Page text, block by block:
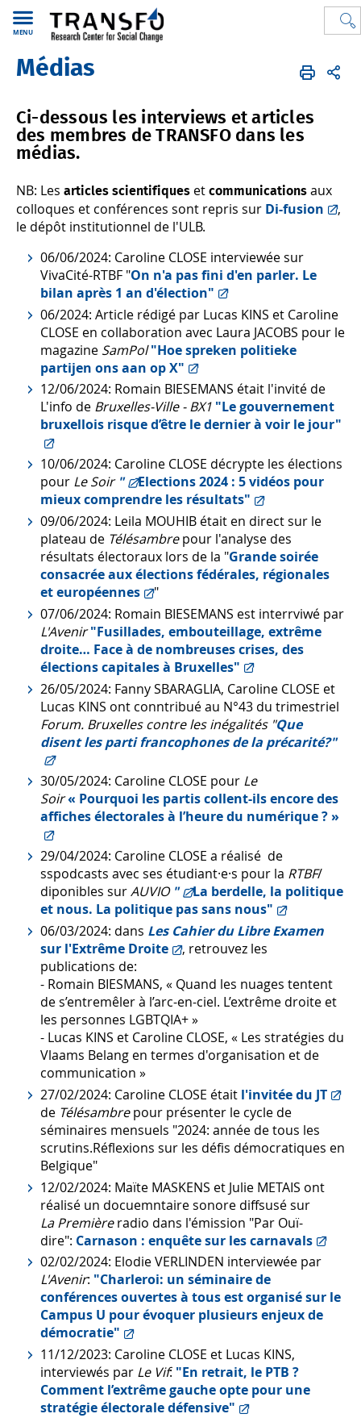
MENU
TRANSFO FR
Médias
Ci-dessous les interviews et articles
des membres de TRANSFO dans les
médias.
NB: Les articles scientifiques et communications aux
colloques et conférences sont repris sur Di-fusion
,
le dépôt institutionnel de l'ULB.
06/06/2024: Caroline CLOSE interviewée sur
VivaCité-RTBF "On n'a pas fini d'en parler. Le
bilan après 1 an d'élection"
06/2024: Article rédigé par Lucas KINS et Caroline
CLOSE en collaboration avec Laura JACOBS pour le
magazine SamPol"Hoe spreken politieke
partijen ons aan op X"
12/06/2024: Romain BIESEMANS était l'invité de
L'info de Bruxelles-Ville - BX1 "Le gouvernement
bruxellois risque d’être le dernier à voir le jour"
10/06/2024: Caroline CLOSE décrypte les élections
pour Le Soir "
Elections 2024 : 5 vidéos pour
mieux comprendre les résultats"
09/06/2024: Leila MOUHIB était en direct sur le
plateau de Télésambrepour l'analyse des
résultats électoraux lors de la "Grande soirée
consacrée aux élections fédérales, régionales
et européennes
"
07/06/2024: Romain BIESEMANS est interrviwé par
L'Avenir "Fusillades, embouteillage, extrême
droite… Face à de nombreuses crises, des
élections capitales à Bruxelles"
26/05/2024: Fanny SBARAGLIA, Caroline CLOSE et
Lucas KINS ont conntribué au N°43 du trimestriel
Forum. Bruxelles contre les inégalités "Que
disent les parti francophones de la précarité?"
30/05/2024: Caroline CLOSE pour Le
Soir« Pourquoi les partis collent-ils encore des
affiches électorales à l’heure du numérique ? »
29/04/2024: Caroline CLOSE a réalisé de
sspodcasts avec ses étudiant·e·s pour la RTBF/
diponibles surAUVIO "
La berdelle, la politique
et nous. La politique pas sans nous"
06/03/2024: dans Les Cahier du Libre Examen
sur l'Extrême Droite
, retrouvez les
publications de:
- Romain BIESMANS, « Quand les nuages tentent
de s’entremêler à l’arc-en-ciel. L’extrême droite et
les personnes LGBTQIA+ »
- Lucas KINS et Caroline CLOSE, « Les stratégies du
Vlaams Belang en termes d'organisation et de
communication »
27/02/2024: Caroline CLOSE était l'invitée du JT
de Télésambrepour présenter le cycle de
séminaires mensuels "2024: année de tous les
scrutins.Réflexions sur les défis démocratiques en
Belgique"
12/02/2024: Maïte MASKENS et Julie METAIS ont
réalisé un docuemntaire sonore diffsusé sur
La Premièreradio dans l'émission "Par Ouï-
dire": Carnason : enquête sur les carnavals
02/02/2024: Elodie VERLINDEN interviewée par
L'Avenir: "Charleroi: un séminaire de
conférences ouvertes à tous est organisé sur le
Campus U pour évoquer plusieurs enjeux de
démocratie"
11/12/2023: Caroline CLOSE et Lucas KINS,
interviewés par Le Vif: "En retrait, le PTB ?
Comment l’extrême gauche opte pour une
stratégie électorale défensive"